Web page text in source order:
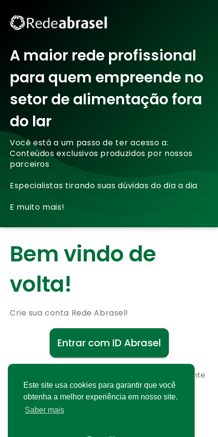
Este site usa cookies para garantir que você
obtenha a melhor experiência em nosso site.
Saber mais
A maior rede profissional
para quem empreende no
setor de alimentação fora
do lar
Você está a um passo de ter acesso a:
Conteúdos exclusivos produzidos por nossos
parceiros
Especialistas tirando suas dúvidas do dia a dia
E muito mais!
Bem vindo de
volta!
Crie sua conta Rede Abrasel!
Entrar com ID Abrasel
Cadastre-se gratuitamente